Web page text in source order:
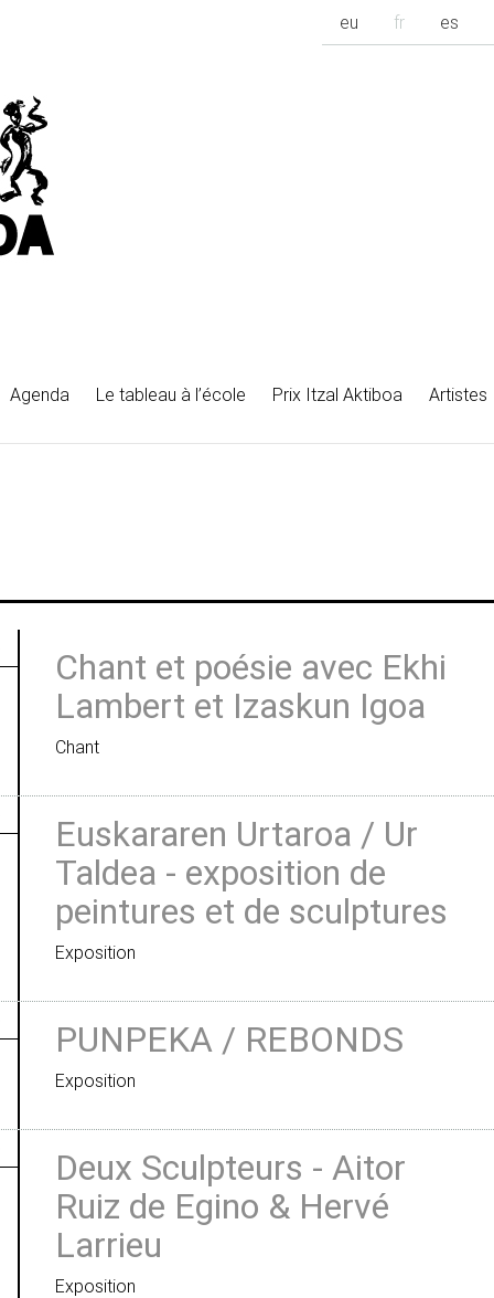
eu fr es
Agenda Le tableau à l’école Prix Itzal Aktiboa Artistes
Chant et poésie avec Ekhi
Lambert et Izaskun Igoa
Chant
Euskararen Urtaroa / Ur
Taldea - exposition de
peintures et de sculptures
Exposition
PUNPEKA / REBONDS
Exposition
Deux Sculpteurs - Aitor
Ruiz de Egino & Hervé
Larrieu
Exposition